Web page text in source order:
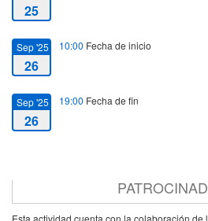
25
Sep '25
26
10:00 Fecha de inicio
Sep '25
26
19:00 Fecha de fin